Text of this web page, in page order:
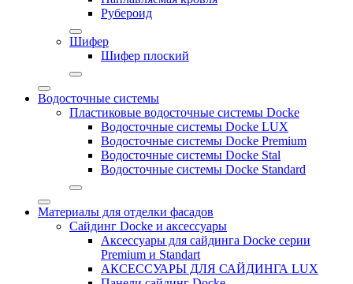
Рубероид
Шифер
Шифер плоский
Водосточные системы
Пластиковые водосточные системы Docke
Водосточные системы Docke LUX
Водосточные системы Docke Premium
Водосточные системы Docke Stal
Водосточные системы Docke Standard
Материалы для отделки фасадов
Сайдинг Docke и аксессуары
Аксессуары для сайдинга Docke серии
Premium и Standart
АКСЕССУАРЫ ДЛЯ САЙДИНГА LUX